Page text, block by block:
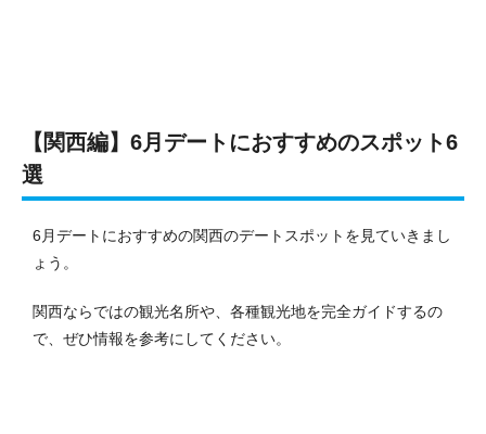
【関西編】6月デートにおすすめのスポット6
選
6月デートにおすすめの関西のデートスポットを見ていきまし
ょう。
関西ならではの観光名所や、各種観光地を完全ガイドするの
で、ぜひ情報を参考にしてください。